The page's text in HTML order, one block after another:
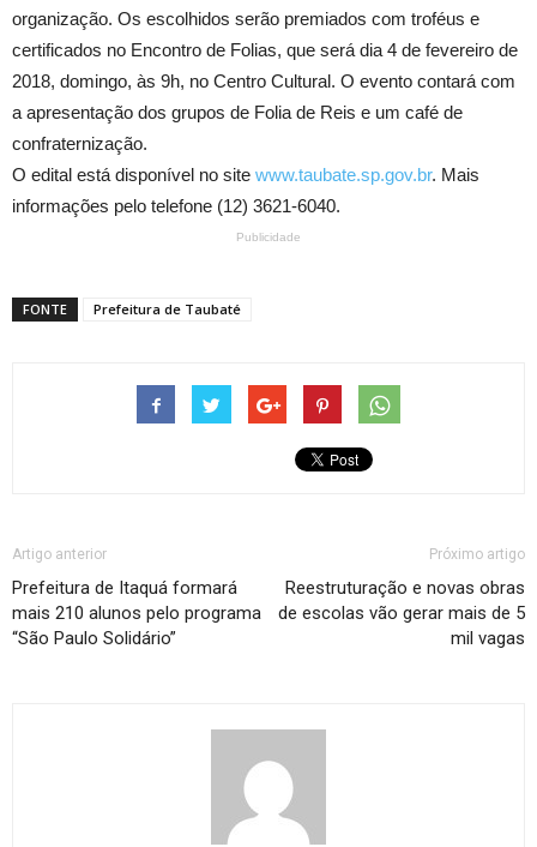
organização. Os escolhidos serão premiados com troféus e
certificados no Encontro de Folias, que será dia 4 de fevereiro de
2018, domingo, às 9h, no Centro Cultural. O evento contará com
a apresentação dos grupos de Folia de Reis e um café de
confraternização.
O edital está disponível no site www.taubate.sp.gov.br. Mais
informações pelo telefone (12) 3621-6040.
Publicidade
FONTE Prefeitura de Taubaté
Artigo anterior
Prefeitura de Itaquá formará
mais 210 alunos pelo programa
“São Paulo Solidário”
Próximo artigo
Reestruturação e novas obras
de escolas vão gerar mais de 5
mil vagas